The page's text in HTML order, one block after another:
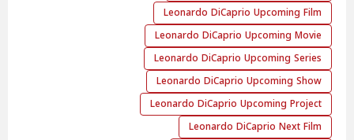
Leonardo DiCaprio Upcoming Film
Leonardo DiCaprio Upcoming Movie
Leonardo DiCaprio Upcoming Series
Leonardo DiCaprio Upcoming Show
Leonardo DiCaprio Upcoming Project
Leonardo DiCaprio Next Film